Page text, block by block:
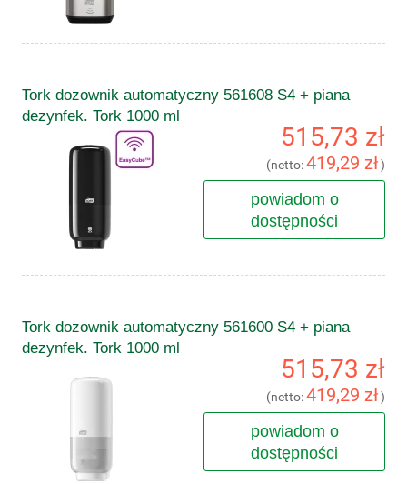
Tork dozownik automatyczny 561608 S4 + piana
dezynfek. Tork 1000 ml
515,73 zł
(netto:419,29 zł)
powiadom o
dostępności
Tork dozownik automatyczny 561600 S4 + piana
dezynfek. Tork 1000 ml
515,73 zł
(netto:419,29 zł)
powiadom o
dostępności